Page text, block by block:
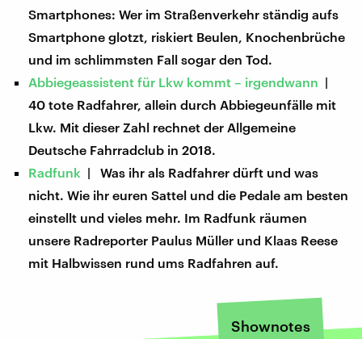
Smartphones: Wer im Straßenverkehr ständig aufs
Smartphone glotzt, riskiert Beulen, Knochenbrüche
und im schlimmsten Fall sogar den Tod.
Abbiegeassistent für Lkw kommt – irgendwann |
40 tote Radfahrer, allein durch Abbiegeunfälle mit
Lkw. Mit dieser Zahl rechnet der Allgemeine
Deutsche Fahrradclub in 2018.
Radfunk | Was ihr als Radfahrer dürft und was
nicht. Wie ihr euren Sattel und die Pedale am besten
einstellt und vieles mehr. Im Radfunk räumen
unsere Radreporter Paulus Müller und Klaas Reese
mit Halbwissen rund ums Radfahren auf.
Shownotes